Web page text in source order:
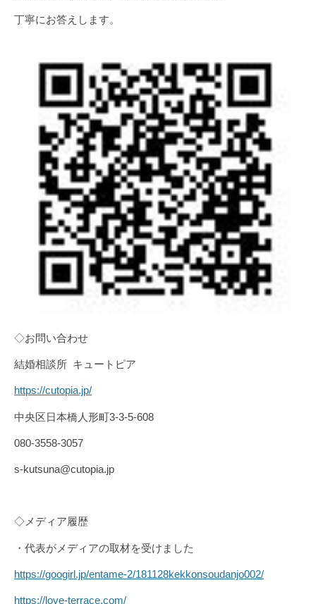
丁寧にお答えします。
◇お問い合わせ
結婚相談所 キュートピア
https://cutopia.jp/
中央区日本橋人形町3-3-5-608
080-3558-3057
s-kutsuna@cutopia.jp
◇メディア履歴
・代表がメディアの取材を受けました
https://googirl.jp/entame-2/181128kekkonsoudanjo002/
https://love-terrace.com/